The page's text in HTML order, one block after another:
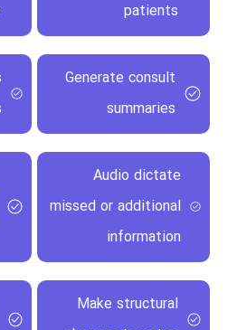
patients
Generate consult
summaries
Audio dictate
missed or additional
information
Make structural